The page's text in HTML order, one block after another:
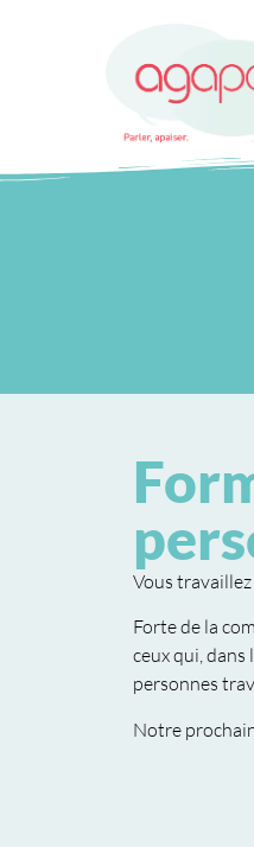
Vous
Forte de la
ceux qui,
personnes
Notre